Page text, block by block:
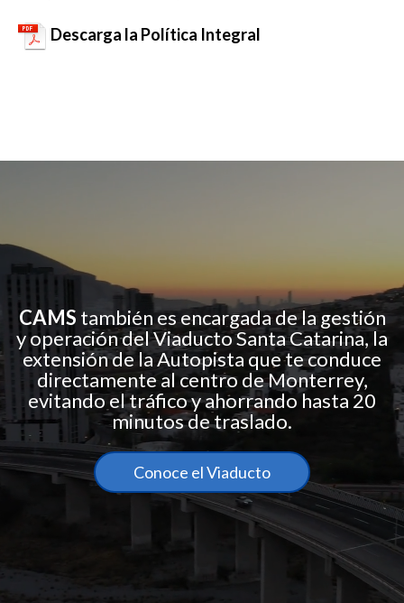
Descarga la Política Integral
CAMS también es encargada de la gestión
y operación del Viaducto Santa Catarina, la
extensión de la Autopista que te conduce
directamente al centro de Monterrey,
evitando el tráfico y ahorrando hasta 20
minutos de traslado.
Conoce el Viaducto